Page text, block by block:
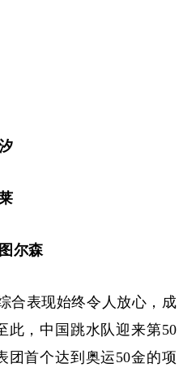
尔森
合表现始终令人放心，成
此，中国跳水队迎来第50
团首个达到奥运50金的项